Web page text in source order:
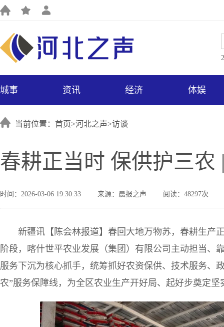
城事 资讯 经济 体娱
当前位置：首页>河北之声>访谈
春耕正当时 保供护三
时间：2026-03-06 19:30:33 来源：晨报之声 阅读：48297次
新疆讯【陈会林报道】春回大地万物苏，春耕生产
阶段，喀什世平农业发展（集团）有限公司主动担当、
服务下沉为核心抓手，统筹抓好农资保供、技术服务、
农”服务保障线，为全区农业生产开好局、起好步奠定坚